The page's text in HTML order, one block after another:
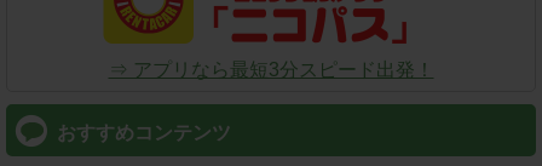
⇒ アプリなら最短3分スピード出発！
おすすめコンテンツ